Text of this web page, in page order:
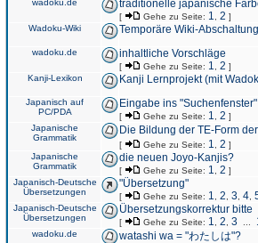
wadoku.de traditionelle japanische
[ Gehe zu Seite: 1 2 ]
Wadoku-Wiki Temporäre Wiki-
wadoku.de inhaltliche Vorschläge
[ Gehe zu Seite: 1 2 ]
Kanji-Lexikon Kanji Lernprojekt (mit
Japanisch auf
PC/PDA
Eingabe ins
[ Gehe zu Seite: 1 2 ]
Japanische
Grammatik
Die Bildung der TE-Form
[ Gehe zu Seite: 1 2 ]
Japanische
Grammatik
die neuen Joyo-Kanjis?
[ Gehe zu Seite: 1 2 ]
Japanisch-Deutsche
Übersetzungen
"Übersetzung"
[ Gehe zu Seite: 1 2 3 4
Japanisch-Deutsche
Übersetzungen
Übersetzungskorrektur bitte
[ Gehe zu Seite: 1 2 3
wadoku.de watashi wa = "わたしは"?